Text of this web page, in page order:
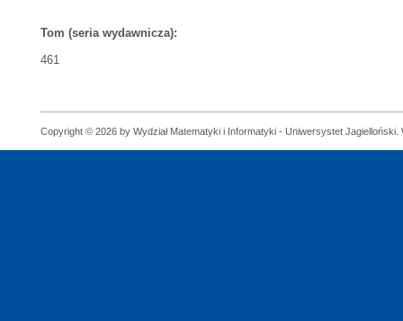
Tom (seria wydawnicza):
461
Copyright © 2026 by Wydział Matematyki i Informatyki - Uniwersystet